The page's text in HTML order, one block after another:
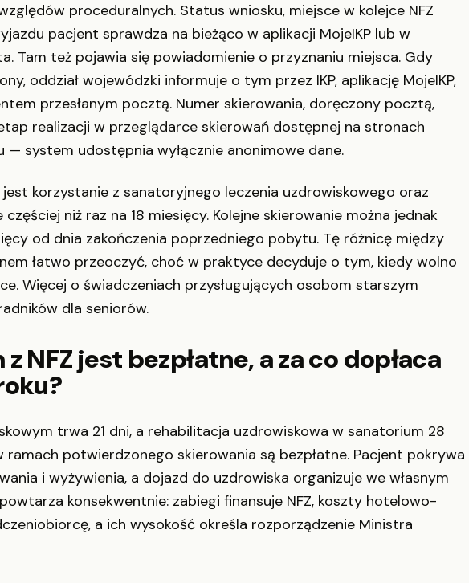
proceduralnych. Status wniosku, miejsce w kolejce NFZ
pacjent sprawdza na bieżąco w aplikacji MojeIKP lub w
Tam też pojawia się powiadomienie o przyznaniu miejsca. Gdy
oddział wojewódzki informuje o tym przez IKP, aplikację MojeIKP,
przesłanym pocztą. Numer skierowania, doręczony pocztą,
realizacji w przeglądarce skierowań dostępnej na stronach
— system udostępnia wyłącznie anonimowe dane.
jest korzystanie z sanatoryjnego leczenia uzdrowiskowego oraz
niż raz na 18 miesięcy. Kolejne skierowanie można jednak
od dnia zakończenia poprzedniego pobytu. Tę różnicę między
łatwo przeoczyć, choć w praktyce decyduje o tym, kiedy wolno
Więcej o świadczeniach przysługujących osobom starszym
dla seniorów.
NFZ jest bezpłatne, a za co dopłaca
trwa 21 dni, a rehabilitacja uzdrowiskowa w sanatorium 28
ramach potwierdzonego skierowania są bezpłatne. Pacjent pokrywa
i wyżywienia, a dojazd do uzdrowiska organizuje we własnym
konsekwentnie: zabiegi finansuje NFZ, koszty hotelowo-
a ich wysokość określa rozporządzenie Ministra